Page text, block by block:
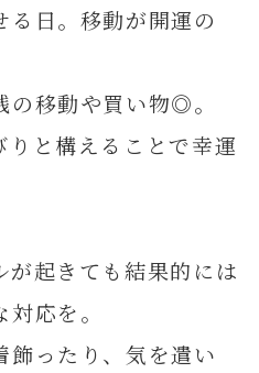
る日。移動が開運の
の移動や買い物◎。
りと構えることで幸運
が起きても結果的には
応を。
飾ったり、気を遣い